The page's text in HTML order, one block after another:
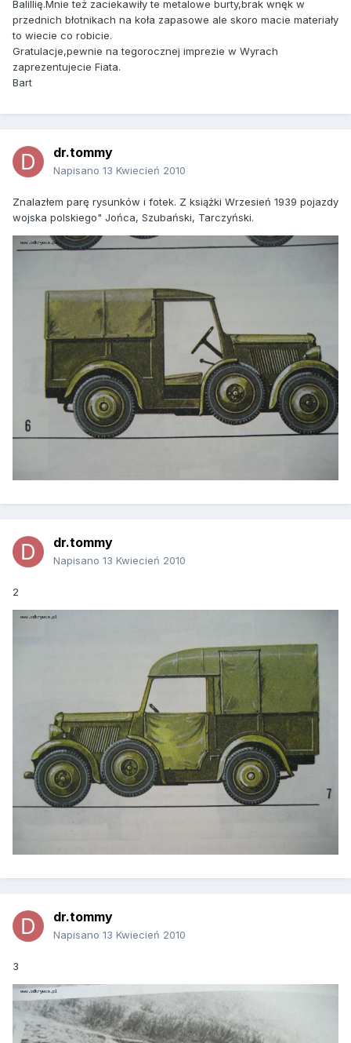
Balillię.Mnie też zaciekawiły te metalowe burty,brak wnęk w
przednich błotnikach na koła zapasowe ale skoro macie materiały
to wiecie co robicie.
Gratulacje,pewnie na tegorocznej imprezie w Wyrach
zaprezentujecie Fiata.
Bart
dr.tommy
Napisano 13 Kwiecień 2010
Znalazłem parę rysunków i fotek. Z książki Wrzesień 1939 pojazdy
wojska polskiego" Jońca, Szubański, Tarczyński.
dr.tommy
Napisano 13 Kwiecień 2010
2
dr.tommy
Napisano 13 Kwiecień 2010
3